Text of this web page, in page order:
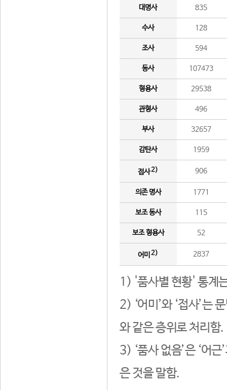
대명사 835
수사 128
조사 594
동사 107473
형용사 29538
관형사 496
부사 32657
감탄사 1959
접사2) 906
의존 명사 1771
보조 동사 115
보조 형용사 52
어미 2) 2837
1) '품사별 현황' 통계
2) ‘어미’와 ‘접사’는
와 같은 층위로 처리함.
3) ‘품사 없음’은 ‘어
은 것을 말함.